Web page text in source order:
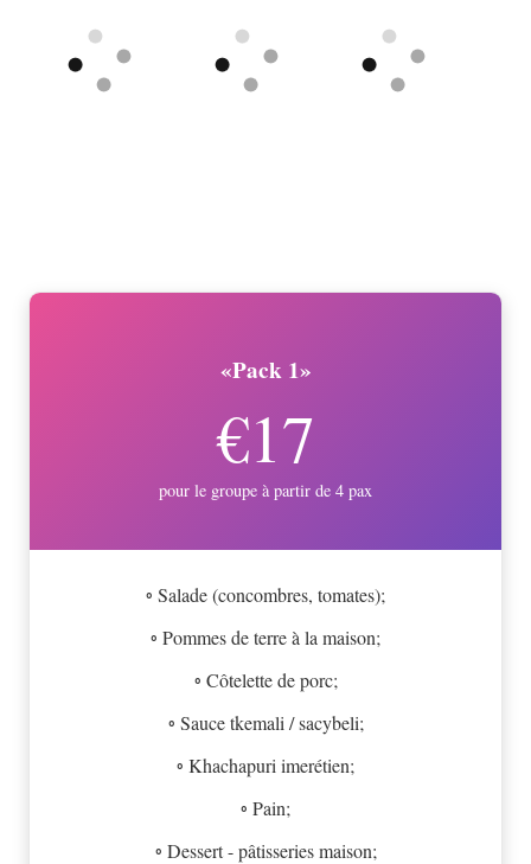
«Pack 1»
€17
pour le groupe à partir de 4 pax
◦ Salade (concombres, tomates);
◦ Pommes de terre à la maison;
◦ Côtelette de porc;
◦ Sauce tkemali / sacybeli;
◦ Khachapuri imerétien;
◦ Pain;
◦ Dessert - pâtisseries maison;